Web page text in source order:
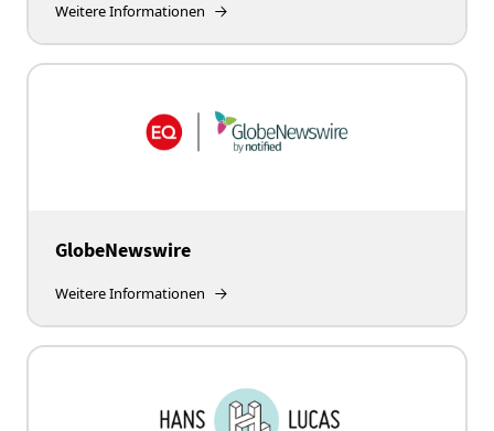
Weitere Informationen
GlobeNewswire
Weitere Informationen